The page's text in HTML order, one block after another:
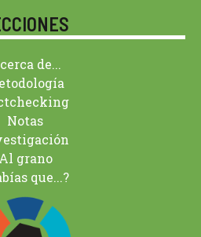
de...
Notas
Al grano
que...?